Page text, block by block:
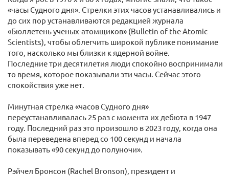
«часы Судного дня». Стрелки этих часов устанавливались и
до сих пор устанавливаются редакцией журнала
«Бюллетень ученых-атомщиков» (Bulletin of the Atomic
Scientists), чтобы облегчить широкой публике понимание
того, насколько мы близки к ядерной войне.
Последние три десятилетия люди спокойно воспринимали
то время, которое показывали эти часы. Сейчас этого
спокойствия уже нет.
Минутная стрелка «часов Судного дня»
переустанавливалась 25 раз с момента их дебюта в 1947
году. Последний раз это произошло в 2023 году, когда она
была переведена вперед со 100 секунд и начала
показывать «90 секунд до полуночи».
Рэйчел Бронсон (Rachel Bronson), президент и